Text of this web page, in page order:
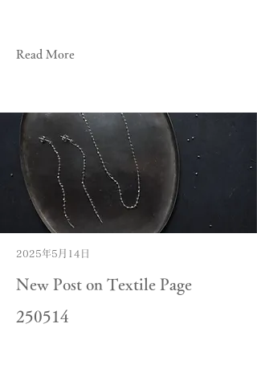
Read More
2025年5月14日
New Post on Textile Page
250514